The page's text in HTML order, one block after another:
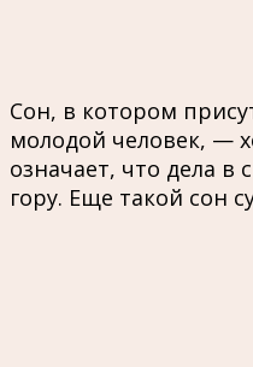
Сон, в котором
молодой человек, —
означает, что дела
гору. Еще такой сон